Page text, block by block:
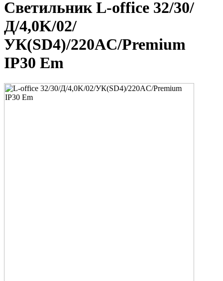
Светильник L-office 32/30/
Д/4,0K/02/
УК(SD4)/220AC/Premium
IP30 Em